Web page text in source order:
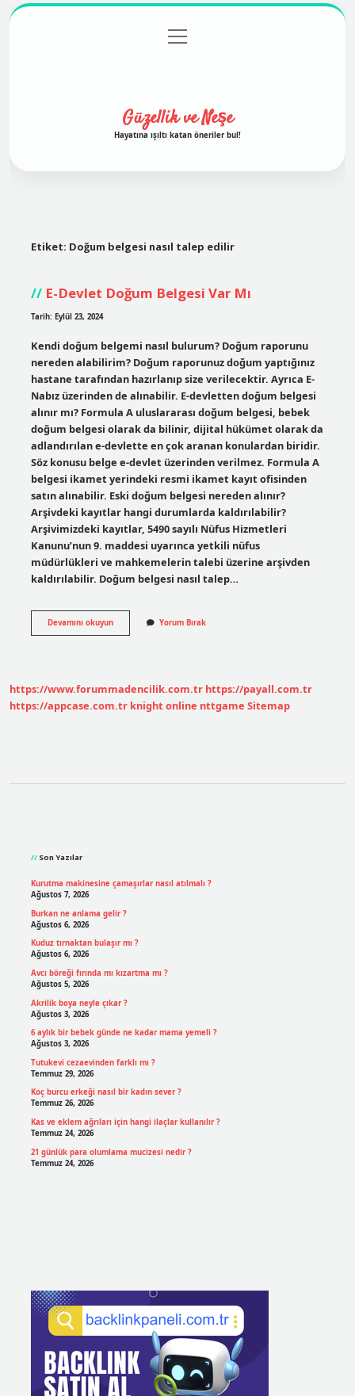
Gizlilik Politikası
menüyü
aç
Güzellik ve Neşe
Hayatına ışıltı katan öneriler bul!
Etiket: Doğum belgesi nasıl talep edilir
E-Devlet Doğum Belgesi Var Mı
Tarih: Eylül 23, 2024
Kendi doğum belgemi nasıl bulurum? Doğum raporunu
nereden alabilirim? Doğum raporunuz doğum yaptığınız
hastane tarafından hazırlanıp size verilecektir. Ayrıca E-
Nabız üzerinden de alınabilir. E-devletten doğum belgesi
alınır mı? Formula A uluslararası doğum belgesi, bebek
doğum belgesi olarak da bilinir, dijital hükümet olarak da
adlandırılan e-devlette en çok aranan konulardan biridir.
Söz konusu belge e-devlet üzerinden verilmez. Formula A
belgesi ikamet yerindeki resmi ikamet kayıt ofisinden
satın alınabilir. Eski doğum belgesi nereden alınır?
Arşivdeki kayıtlar hangi durumlarda kaldırılabilir?
Arşivimizdeki kayıtlar, 5490 sayılı Nüfus Hizmetleri
Kanunu’nun 9. maddesi uyarınca yetkili nüfus
müdürlükleri ve mahkemelerin talebi üzerine arşivden
kaldırılabilir. Doğum belgesi nasıl talep…
Devamını okuyunE-
Devlet
Yorum Bırak
https://www.forummadencilik.com.tr https://payall.com.tr
https://appcase.com.tr knight online nttgame Sitemap
Son Yazılar
Kurutma makinesine çamaşırlar nasıl atılmalı ?
Ağustos 7, 2026
Burkan ne anlama gelir ?
Ağustos 6, 2026
Kuduz tırnaktan bulaşır mı ?
Ağustos 6, 2026
Avcı böreği fırında mı kızartma mı ?
Ağustos 5, 2026
Akrilik boya neyle çıkar ?
Ağustos 3, 2026
6 aylık bir bebek günde ne kadar mama yemeli ?
Ağustos 3, 2026
Tutukevi cezaevinden farklı mı ?
Temmuz 29, 2026
Koç burcu erkeği nasıl bir kadın sever ?
Temmuz 26, 2026
Kas ve eklem ağrıları için hangi ilaçlar kullanılır ?
Temmuz 24, 2026
21 günlük para olumlama mucizesi nedir ?
Temmuz 24, 2026